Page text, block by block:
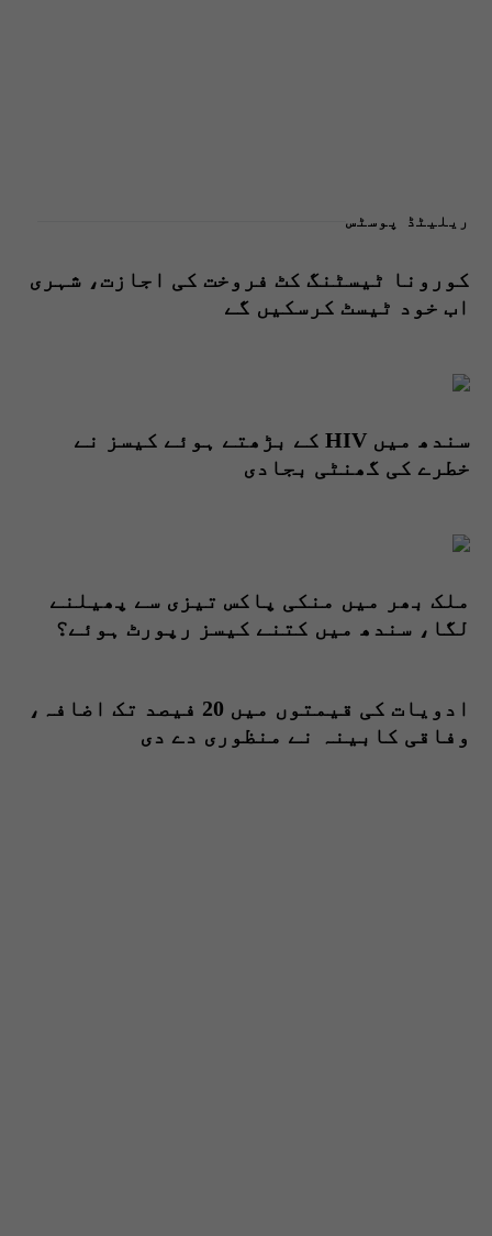
ریلیٹڈ پوسٹس
کورونا ٹیسٹنگ کٹ فروخت کی اجازت، شہری
اب خود ٹیسٹ کرسکیں گے
سندھ میں HIV کے بڑھتے ہوئے کیسز نے
خطرے کی گھنٹی بجادی
ملک بھر میں منکی پاکس تیزی سے پھیلنے
لگا، سندھ میں کتنے کیسز رپورٹ ہوئے؟
ادویات کی قیمتوں میں 20 فیصد تک اضافہ،
وفاقی کابینہ نے منظوری دے دی